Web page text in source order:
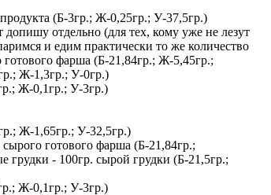
(Б-3гр.; Ж-0,25гр.; У-37,5гр.)
отдельно (для тех, кому уже не лезут
и едим практически то же количество
фарша (Б-21,84гр.; Ж-5,45гр.;
Ж-1,3гр.; У-0гр.)
Ж-0,1гр.; У-3гр.)
Ж-1,65гр.; У-32,5гр.)
готового фарша (Б-21,84гр.;
- 100гр. сырой грудки (Б-21,5гр.;
Ж-0,1гр.; У-3гр.)